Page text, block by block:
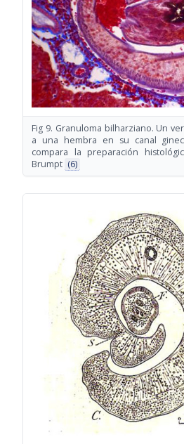
Fig 9. Granuloma bilharziano. Un
a una hembra en su canal
compara la preparación
Brumpt (6)